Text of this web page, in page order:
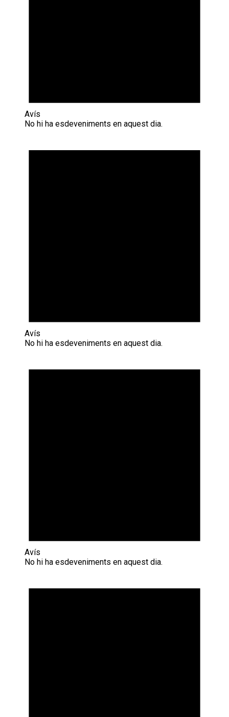
Avís
No hi ha esdeveniments en aquest dia.
Avís
No hi ha esdeveniments en aquest dia.
Avís
No hi ha esdeveniments en aquest dia.